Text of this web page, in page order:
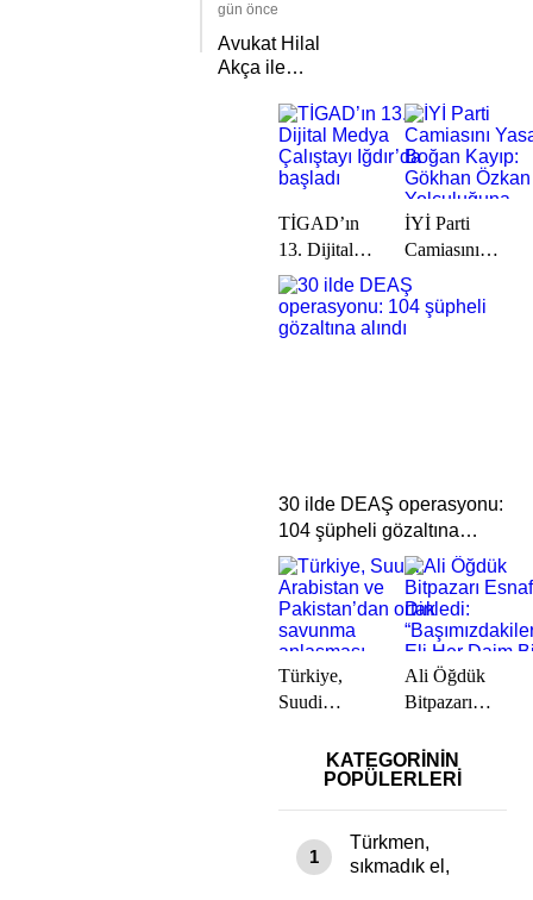
TDGF
arasında İş
Birliği
protokolü
imzalandı
gün önce
Avukat Hilal
Akça ile
Albayrak
dünya evine
KATEGORİNİN
POPÜLERLERİ
1
Türkmen,
sıkmadık el,
TİGAD’ın
13. Dijital
Medya
Çalıştayı
Iğdır’da
İYİ Parti
Camiasını
Yasa Boğan
Kayıp:
Gökhan
30 ilde DEAŞ operasyonu:
104 şüpheli gözaltına
alındı
Türkiye,
Suudi
Pakistan’dan
savunma
anlaşması
Ali Öğdük
Bitpazarı
Dinledi:
Eli Her Daim
Cebimizde”